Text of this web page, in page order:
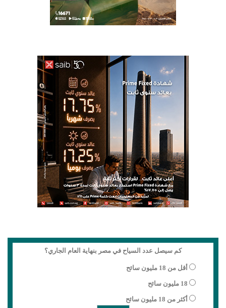
كم سيصل عدد السياح في مصر بنهاية العام الجاري؟
أقل من 18 مليون سائح
18 مليون سائح
أكثر من 18 مليون سائح